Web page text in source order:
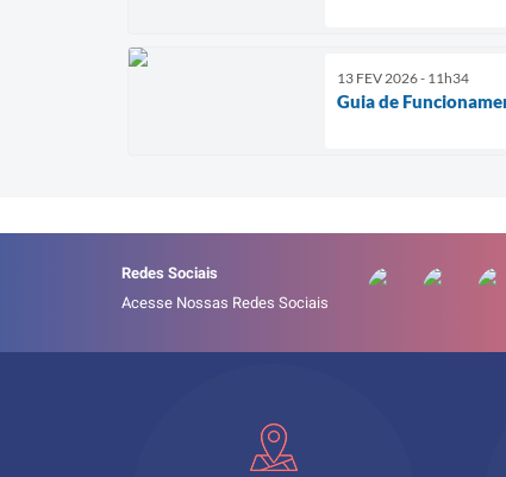
13 FEV 2026 - 11h34
Guia de
Redes Sociais
Acesse Nossas Redes Sociais